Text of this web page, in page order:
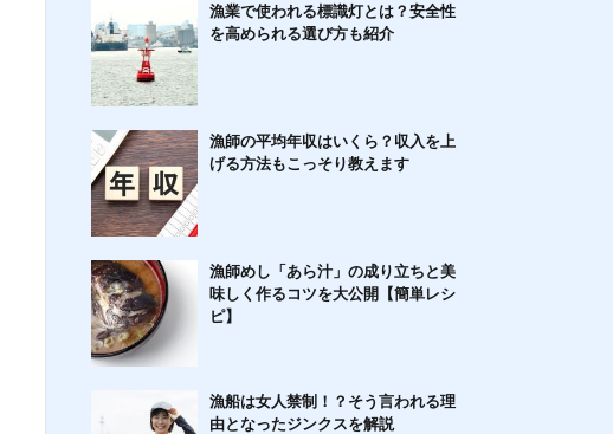
漁業で使われる標識灯とは？安全性
を高められる選び方も紹介
漁師の平均年収はいくら？収入を上
げる方法もこっそり教えます
漁師めし「あら汁」の成り立ちと美
味しく作るコツを大公開【簡単レシ
ピ】
漁船は女人禁制！？そう言われる理
由となったジンクスを解説